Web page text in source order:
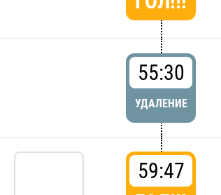
55:30
УДАЛЕНИЕ
59:47